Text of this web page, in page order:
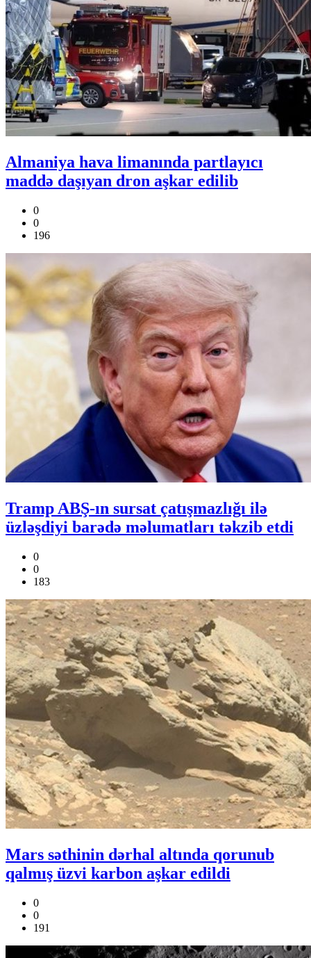
Almaniya hava limanında partlayıcı
maddə daşıyan dron aşkar edilib
0
0
196
Tramp ABŞ-ın sursat çatışmazlığı ilə
üzləşdiyi barədə məlumatları təkzib etdi
0
0
183
Mars səthinin dərhal altında qorunub
qalmış üzvi karbon aşkar edildi
0
0
191